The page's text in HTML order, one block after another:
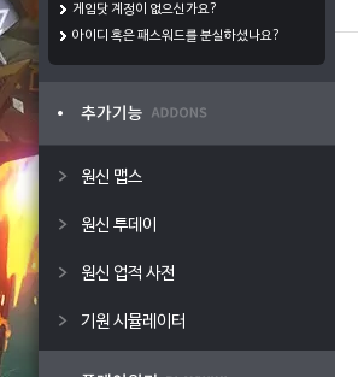
게임닷 계정이 없으신가요?
아이디 혹은 패스워드를 분실하셨나요?
원신 맵스
원신 투데이
원신 업적 사전
기원 시뮬레이터